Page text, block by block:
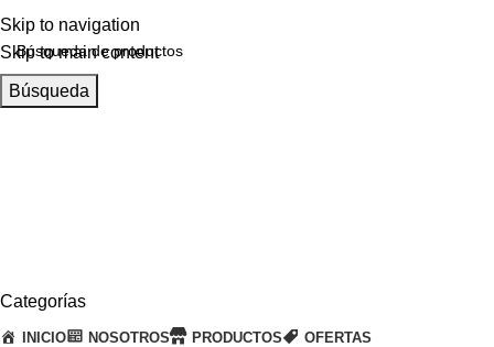
Skip to navigation
Skip to main content
Búsqueda
Categorías
INICIO NOSOTROS PRODUCTOS OFERTAS